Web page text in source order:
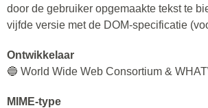
door de gebruiker opgemaakte tekst te
vijfde versie met de DOM-specificatie
Ontwikkelaar
🔵 World Wide Web Consortium &
MIME-type